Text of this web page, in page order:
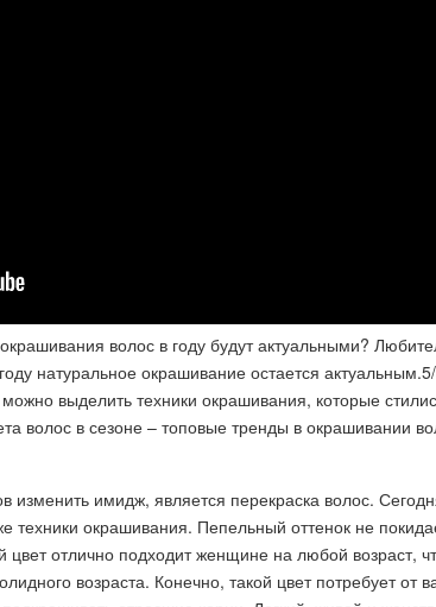
волос в году будут актуальными?
натуральное окрашивание остается
выделить техники окрашивания, которые
волос в сезоне – топовые тренды в окрашивании
изменить имидж, является перекраска волос.
техники окрашивания. Пепельный оттенок не
отлично подходит женщине на любой возраст,
возраста. Конечно, такой цвет потребует от